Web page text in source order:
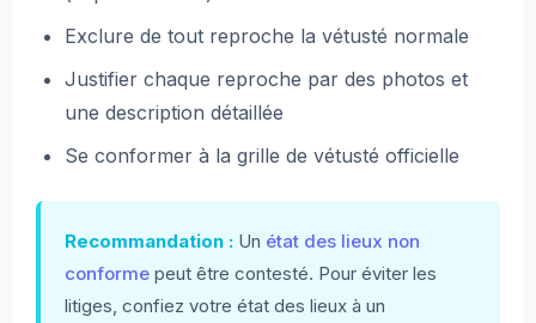
Exclure de tout reproche la vétusté normale
Justifier chaque reproche par des photos et
une description détaillée
Se conformer à la grille de vétusté officielle
Recommandation : Un état des lieux non
conforme peut être contesté. Pour éviter les
litiges, confiez votre état des lieux à un